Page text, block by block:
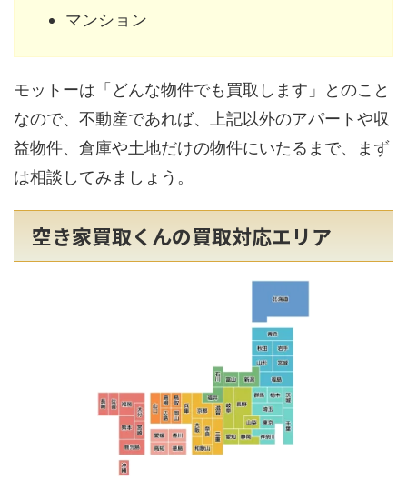
マンション
モットーは「どんな物件でも買取します」とのこと
なので、不動産であれば、上記以外のアパートや収
益物件、倉庫や土地だけの物件にいたるまで、まず
は相談してみましょう。
空き家買取くんの買取対応エリア